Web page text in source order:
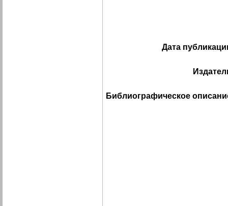
Дата
Библиографическое